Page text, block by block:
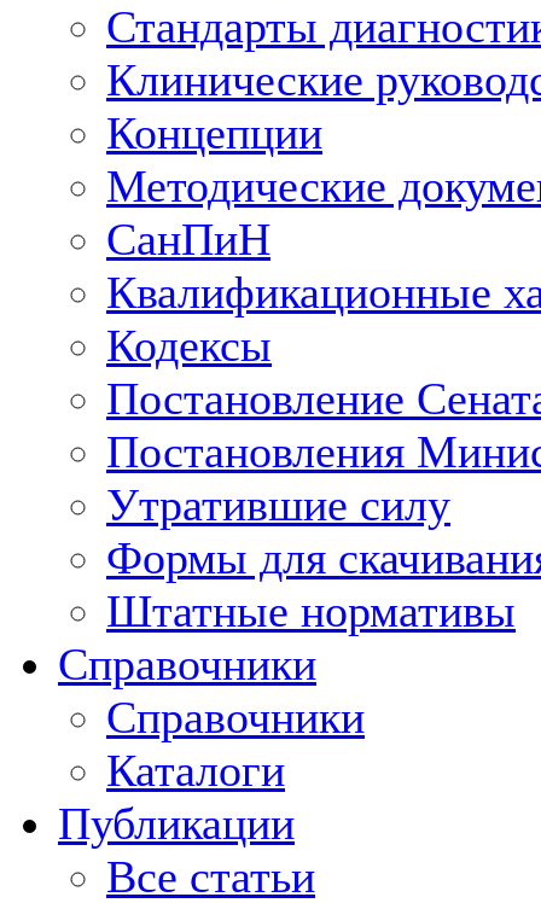
Стандарты
Клинические
Концепции
Методические
СанПиН
Квалификационные
Кодексы
Постановление
Постановления
Утратившие силу
Формы для
Штатные нормативы
Справочники
Справочники
Каталоги
Публикации
Все статьи